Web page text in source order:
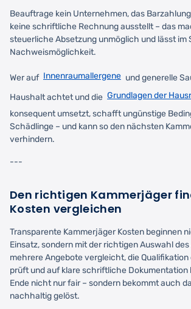
Beauftrage kein Unternehmen, das
keine schriftliche Rechnung ausstellt – das
steuerliche Absetzung unmöglich und lässt im
Nachweismöglichkeit.
Wer auf Innenraumallergene und generelle
Haushalt achtet und die Grundlagen der
konsequent umsetzt, schafft ungünstige
Schädlinge – und kann so den nächsten
verhindern.
---
Den richtigen Kammerjäger
Kosten vergleichen
Transparente Kammerjäger Kosten beginnen
Einsatz, sondern mit der richtigen Auswahl des
mehrere Angebote vergleicht, die
prüft und auf klare schriftliche Dokumentation
Ende nicht nur fair – sondern bekommt auch
nachhaltig gelöst.